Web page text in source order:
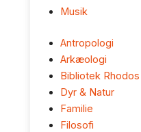
Musik
Antropologi
Arkæologi
Bibliotek Rhodos
Dyr & Natur
Familie
Filosofi